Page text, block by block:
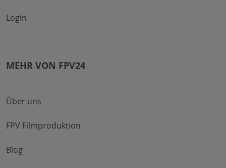
Login
MEHR VON FPV24
Über uns
FPV Filmproduktion
Blog